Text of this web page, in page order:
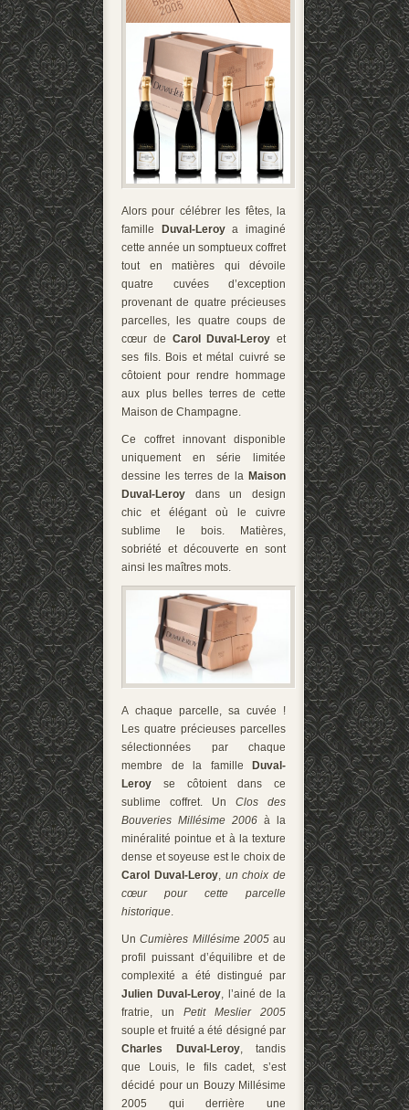
Alors pour célébrer les fêtes, la
famille Duval-Leroya imaginé
cette année un somptueux coffret
tout en matières qui dévoile
quatre cuvées d’exception
provenant de quatre précieuses
parcelles, les quatre coups de
cœur de Carol Duval-Leroy et
ses fils. Bois et métal cuivré se
côtoient pour rendre hommage
aux plus belles terres de cette
Maison de Champagne.
Ce coffret innovant disponible
uniquement en série limitée
dessine les terres de la Maison
Duval-Leroy dans un design
chic et élégant où le cuivre
sublime le bois. Matières,
sobriété et découverte en sont
ainsi les maîtres mots.
A chaque parcelle, sa cuvée !
Les quatre précieuses parcelles
sélectionnées par chaque
membre de la famille
Duval-
Leroy se côtoient dans ce
sublime coffret. Un Clos des
Bouveries Millésime 2006 à la
minéralité pointue et à la texture
dense et soyeuse est le choix de
Carol Duval-Leroy, un choix de
cœur pour cette parcelle
historique.
UnCumières Millésime 2005au
profil puissant d’équilibre et de
complexité a été distingué par
Julien Duval-Leroy, l’ainé de la
fratrie, un Petit Meslier 2005
souple et fruité a été désigné par
Charles Duval-Leroy, tandis
que Louis, le fils cadet, s’est
décidé pour un Bouzy Millésime
2005 qui derrière une